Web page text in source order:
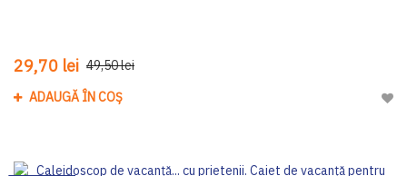
29,70 lei 49,50 lei
ADAUGĂ ÎN COȘ